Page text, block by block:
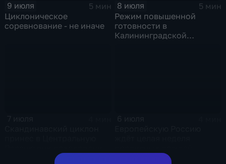
9 июля
5 мин
Циклоническое
соревнование - не иначе
8 июля
5 мин
Режим повышенной
готовности в
Калининградской